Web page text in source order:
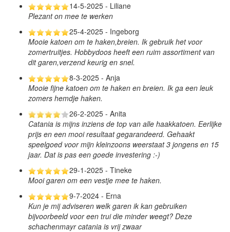
14-5-2025 - Liliane
Plezant on mee te werken
25-4-2025 - Ingeborg
Mooie katoen om te haken,breien. Ik gebruik het voor
zomertruitjes. Hobbydoos heeft een ruim assortiment van
dit garen,verzend keurig en snel.
8-3-2025 - Anja
Mooie fijne katoen om te haken en breien. Ik ga een leuk
zomers hemdje haken.
26-2-2025 - Anita
Catania is mijns inziens de top van alle haakkatoen. Eerlijke
prijs en een mooi resultaat gegarandeerd. Gehaakt
speelgoed voor mijn kleinzoons weerstaat 3 jongens en 15
jaar. Dat is pas een goede investering :-)
29-1-2025 - Tineke
Mooi garen om een vestje mee te haken.
9-7-2024 - Erna
Kun je mij adviseren welk garen ik kan gebruiken
bijvoorbeeld voor een trui die minder weegt? Deze
schachenmayr catania is vrij zwaar